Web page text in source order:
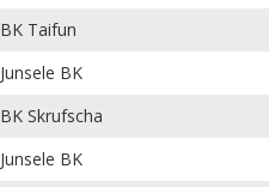
BK Taifun
Junsele BK
BK Skrufscha
Junsele BK